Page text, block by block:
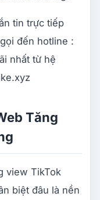
tin trực tiếp
đến hotline :
nhất từ hệ
Tăng
view TikTok
biệt đâu là nền